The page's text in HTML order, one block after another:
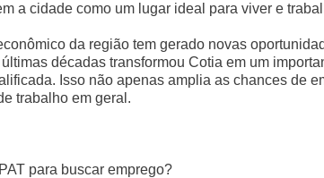
a cidade como um lugar ideal para viver e
da região tem gerado novas
décadas transformou Cotia em um
Isso não apenas amplia as chances de
trabalho em geral.
para buscar emprego?